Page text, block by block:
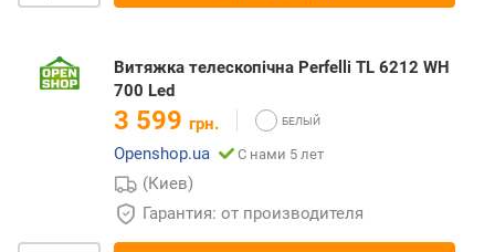
Витяжка телескопічна Perfelli TL 6212 WH
700 Led
3 599 грн.
Openshop.ua
С нами 5 лет
(Киев)
Гарантия: от производителя